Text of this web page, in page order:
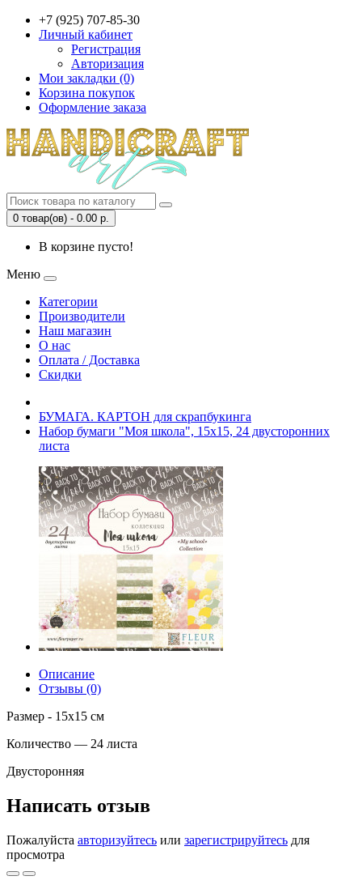
+7 (925) 707-85-30
Личный кабинет
Регистрация
Авторизация
Мои закладки (0)
Корзина покупок
Оформление заказа
0 товар(ов) - 0.00 р.
В корзине пусто!
Меню
Категории
Производители
Наш магазин
О нас
Оплата / Доставка
Скидки
БУМАГА. КАРТОН для скрапбукинга
Набор бумаги "Моя школа", 15х15, 24 двусторонних
листа
Описание
Отзывы (0)
Размер - 15х15 см
Количество — 24 листа
Двусторонняя
Написать отзыв
Пожалуйста авторизуйтесь или зарегистрируйтесь для
просмотра